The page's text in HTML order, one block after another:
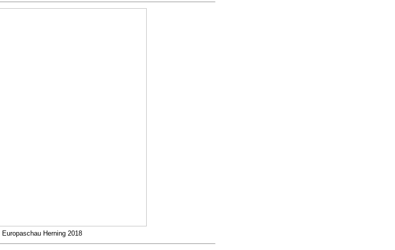
Europaschau Herning 2018